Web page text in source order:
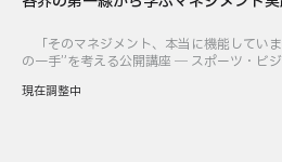
「そのマネジメント、本当に機能してい
の一手”を考える公開講座 ― スポーツ・ビ
マネジメ […]
現在調整中